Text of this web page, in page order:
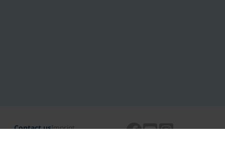
Contact usImprint